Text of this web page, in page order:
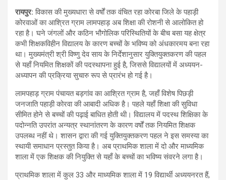
रायपुर:विकास की मुख्यधारा से वर्षों तक वंचित रहा कोरबा जिले के पहाड़ी
कोरवाओं का आश्रित ग्राम लामपहाड़ अब शिक्षा की रोशनी से आलोकित हो
रहा है। घने जंगलों और कठिन भौगोलिक परिस्थितियों के बीच बसा यह क्षेत्र
कभी शिक्षकविहीन विद्यालय के कारण बच्चों के भविष्य को अंधकारमय बना रहा
था। मुख्यमंत्री श्री विष्णु देव साय के निर्देशानुसार युक्तियुक्तकरण की पहल
से यहाँ नियमित शिक्षकों की पदस्थापना हुई है, जिससे विद्यालयों में अध्ययन-
अध्यापन की प्रक्रिया सुचारु रूप से प्रारंभ हो गई है।
लामपहाड़ ग्राम पंचायत बड़गांव का आश्रित ग्राम है, जहाँ विशेष पिछड़ी
जनजाति पहाड़ी कोरवा की आबादी अधिक है। पहले यहाँ शिक्षा की सुविधा
सीमित होने से बच्चों की पढ़ाई बाधित होती थी। विद्यालय में पदस्थ शिक्षिका के
पदोन्नति उपरांत अन्यत्र स्थानांतरण के कारण वर्षों तक नियमित शिक्षक
उपलब्ध नहीं थे। शासन द्वारा की गई युक्तियुक्तकरण पहल ने इस समस्या का
स्थायी समाधान प्रस्तुत किया है। अब प्राथमिक शाला में दो और माध्यमिक
शाला में एक शिक्षक की नियुक्ति से यहाँ के बच्चों का भविष्य संवरने लगा है।
प्राथमिक शाला में कुल 33 और माध्यमिक शाला में 19 विद्यार्थी अध्ययनरत हैं,